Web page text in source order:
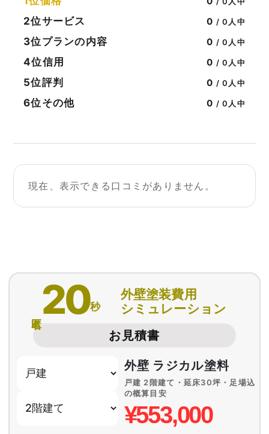
2位サービス 0 / 0人中
3位プランの内容 0 / 0人中
4位信用 0 / 0人中
5位評判 0 / 0人中
6位その他 0 / 0人中
現在、表示できる口コミがありません。
20秒
外壁塗装費用
シミュレーション
お見積書
外壁 ラジカル塗料
戸建 2階建て・延床30坪・足場込
の概算目安
¥553,000